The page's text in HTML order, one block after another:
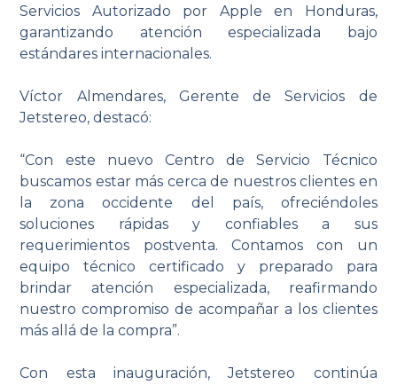
Servicios Autorizado por Apple en Honduras,
garantizando atención especializada bajo
estándares internacionales.
Víctor Almendares, Gerente de Servicios de
Jetstereo, destacó:
“Con este nuevo Centro de Servicio Técnico
buscamos estar más cerca de nuestros clientes en
la zona occidente del país, ofreciéndoles
soluciones rápidas y confiables a sus
requerimientos postventa. Contamos con un
equipo técnico certificado y preparado para
brindar atención especializada, reafirmando
nuestro compromiso de acompañar a los clientes
más allá de la compra”.
Con esta inauguración, Jetstereo continúa